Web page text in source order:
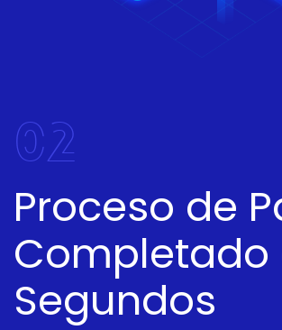
02
Proceso de
Completado
Segundos